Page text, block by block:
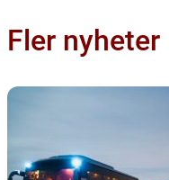
Fler nyheter